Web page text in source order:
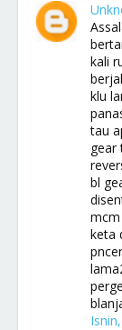
kali
klu
tau
gear
bl
mcm
keta